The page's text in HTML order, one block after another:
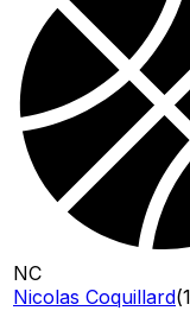
NC
Nicolas Coquillard(